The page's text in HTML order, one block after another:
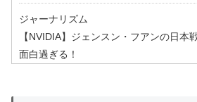
ジャーナリズム
【NVIDIA】ジェンスン・フアンの日本
面白過ぎる！